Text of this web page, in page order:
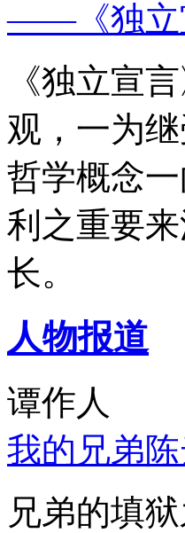
——《独立
《独立宣
观，一为
哲学概念
利之重要
长。
人物报道
谭作人
我的兄弟
兄弟的填